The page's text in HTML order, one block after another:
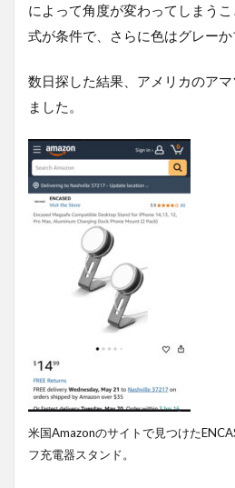
によって角度が変わってしまう
式が条件で、さらに色はグレーか
数日探した結果、アメリカのア
ました。
米国Amazonのサイトで見つけた
フ充電器スタンド。